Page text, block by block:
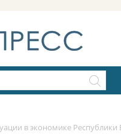
в экономике